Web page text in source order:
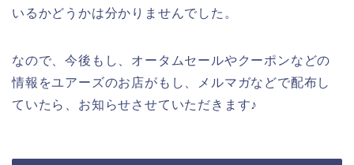
いるかどうかは分かりませんでした。
なので、今後もし、オータムセールやクーポンなどの
情報をユアーズのお店がもし、メルマガなどで配布し
ていたら、お知らせさせていただきます♪